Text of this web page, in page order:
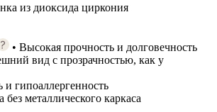
из диоксида циркония
• Высокая прочность и долговечность
вид с прозрачностью, как у
и гипоаллергенность
без металлического каркаса